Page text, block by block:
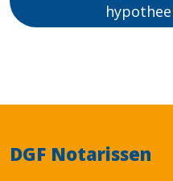
DGF Notarissen